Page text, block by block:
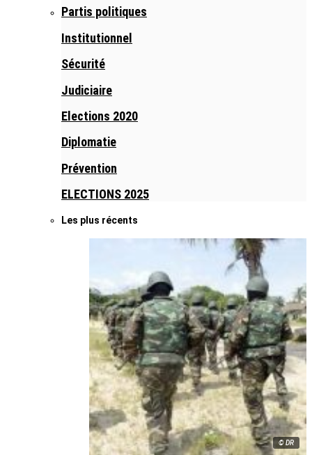
Partis politiques
Institutionnel
Sécurité
Judiciaire
Elections 2020
Diplomatie
Prévention
ELECTIONS 2025
Les plus récents
© DR